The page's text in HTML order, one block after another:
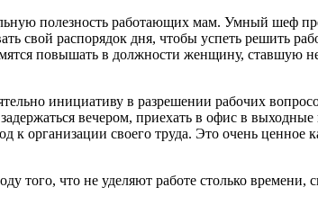
полезность работающих мам. Умный шеф
свой распорядок дня, чтобы успеть решить
повышать в должности женщину, ставшую
инициативу в разрешении рабочих
вечером, приехать в офис в выходные
организации своего труда. Это очень ценное
что не уделяют работе столько времени,